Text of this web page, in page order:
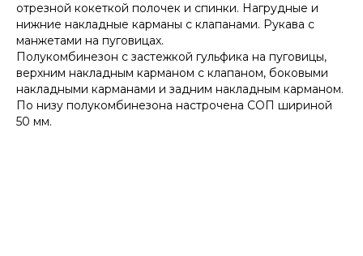
отрезной кокеткой полочек и спинки. Нагрудные и
нижние накладные карманы с клапанами. Рукава с
манжетами на пуговицах.
Полукомбинезон с застежкой гульфика на пуговицы,
верхним накладным карманом с клапаном, боковыми
накладными карманами и задним накладным карманом.
По низу полукомбинезона настрочена СОП шириной
50 мм.